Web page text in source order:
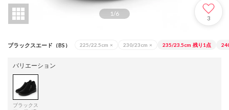
1/6
3
ブラックスエード（BS） 225/22.5cm × 230/23cm × 235/23.5cm 残り1点
バリエーション
ブラックス